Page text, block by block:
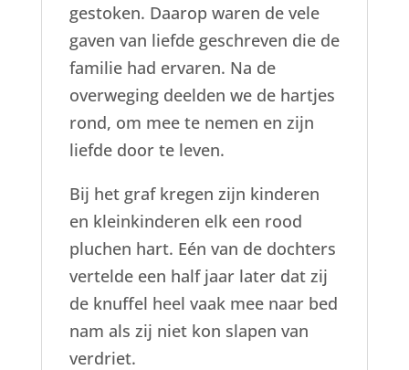
gestoken. Daarop waren de vele
gaven van liefde geschreven die de
familie had ervaren. Na de
overweging deelden we de hartjes
rond, om mee te nemen en zijn
liefde door te leven.
Bij het graf kregen zijn kinderen
en kleinkinderen elk een rood
pluchen hart. Eén van de dochters
vertelde een half jaar later dat zij
de knuffel heel vaak mee naar bed
nam als zij niet kon slapen van
verdriet.